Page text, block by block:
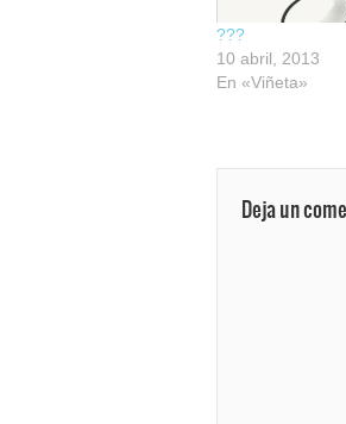
???
10 abril, 2013
En «Viñeta»
Deja un